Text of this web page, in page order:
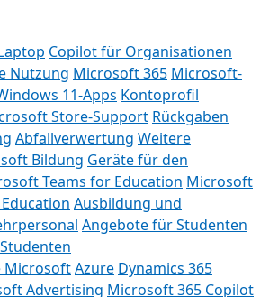
Copilot für Organisationen
Nutzung Microsoft 365 Microsoft-
11-Apps Kontoprofil
Store-Support Rückgaben
Abfallverwertung Weitere
Bildung Geräte für den
Teams for Education Microsoft
Ausbildung und
Angebote für Studenten
MicrosoftAzure Dynamics 365
Advertising Microsoft 365 Copilot